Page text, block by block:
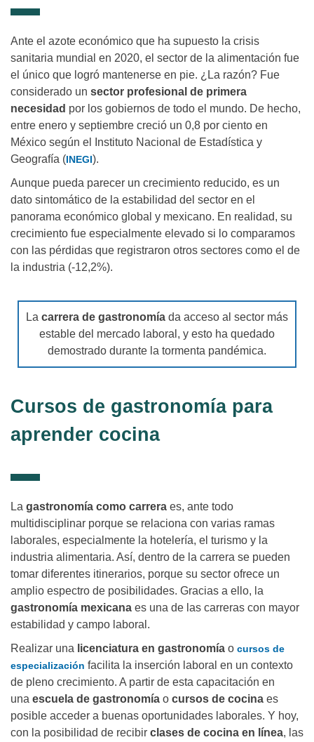
Ante el azote económico que ha supuesto la crisis
sanitaria mundial en 2020, el sector de la alimentación fue
el único que logró mantenerse en pie. ¿La razón? Fue
considerado un sector profesional de primera
necesidad por los gobiernos de todo el mundo. De hecho,
entre enero y septiembre creció un 0,8 por ciento en
México según el Instituto Nacional de Estadística y
Geografía (INEGI).
Aunque pueda parecer un crecimiento reducido, es un
dato sintomático de la estabilidad del sector en el
panorama económico global y mexicano. En realidad, su
crecimiento fue especialmente elevado si lo comparamos
con las pérdidas que registraron otros sectores como el de
la industria (-12,2%).
La carrera de gastronomía da acceso al sector más
estable del mercado laboral, y esto ha quedado
demostrado durante la tormenta pandémica.
Cursos de gastronomía para
aprender cocina
La gastronomía como carrera es, ante todo
multidisciplinar porque se relaciona con varias ramas
laborales, especialmente la hotelería, el turismo y la
industria alimentaria. Así, dentro de la carrera se pueden
tomar diferentes itinerarios, porque su sector ofrece un
amplio espectro de posibilidades. Gracias a ello, la
gastronomía mexicana es una de las carreras con mayor
estabilidad y campo laboral.
Realizar una licenciatura en gastronomía o cursos de
especialización facilita la inserción laboral en un contexto
de pleno crecimiento. A partir de esta capacitación en
una escuela de gastronomía o cursos de cocina es
posible acceder a buenas oportunidades laborales. Y hoy,
con la posibilidad de recibir clases de cocina en línea, las